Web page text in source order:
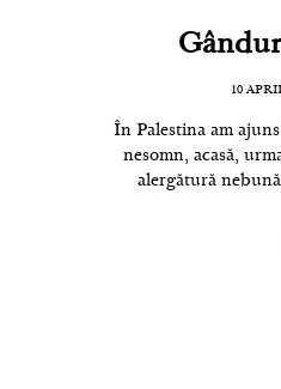
10
În Palestina am
nesomn, acasă,
alergătură